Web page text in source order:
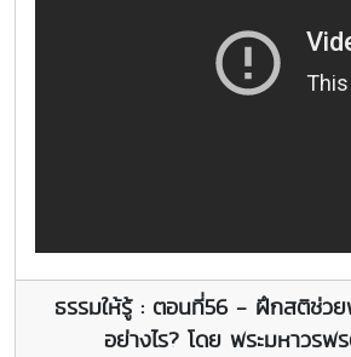
ธรรมให้รู้ : ตอนที่56 - ฝึกสติช่ว
อย่างไร? โดย พระมหาวรพ